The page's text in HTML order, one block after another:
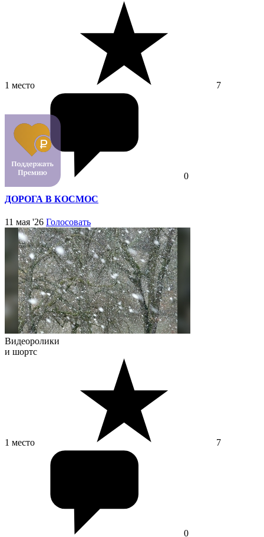
1 место 7
0
ДОРОГА В КОСМОС
11 мая '26 Голосовать
Видеоролики
и шортс
1 место 7
0